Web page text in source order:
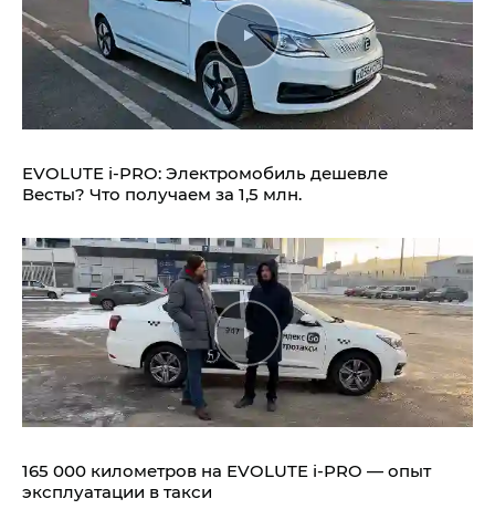
EVOLUTE i‑PRO: Электромобиль дешевле
Весты? Что получаем за 1,5 млн.
165 000 километров на EVOLUTE i‑PRO — опыт
эксплуатации в такси